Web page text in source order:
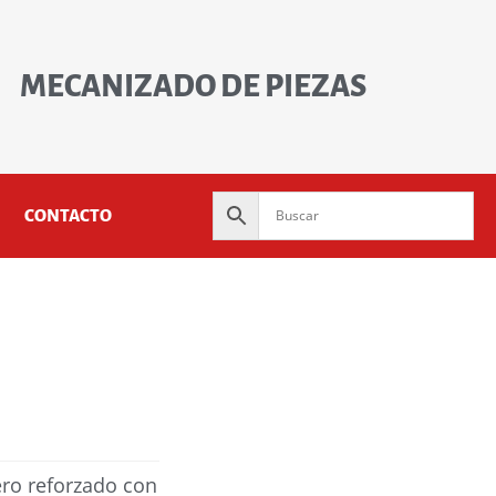
MECANIZADO DE PIEZAS
CONTACTO
reforzado con